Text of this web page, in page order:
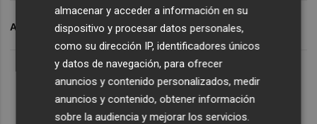
ARCHIVADO EN TOROS À PUNT
almacenar y acceder a información en su
dispositivo y procesar datos personales,
como su dirección IP, identificadores únicos
y datos de navegación, para ofrecer
anuncios y contenido personalizados, medir
anuncios y contenido, obtener información
sobre la audiencia y mejorar los servicios.